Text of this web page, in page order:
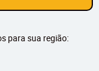
para sua região: